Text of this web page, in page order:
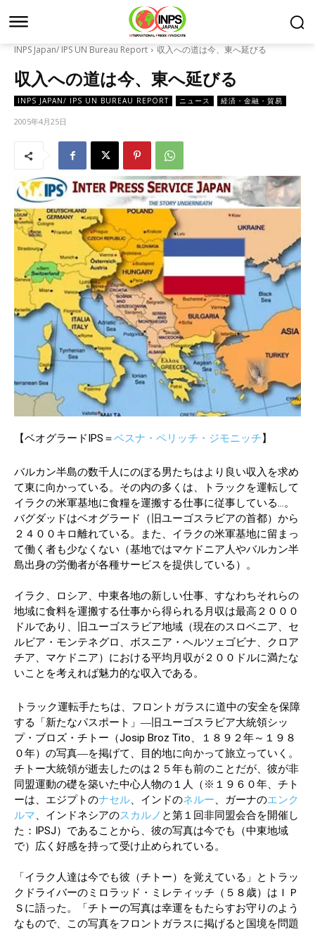
INPS Japan/ IPS UN Bureau Report 収入への道は今、東へ延びる
収入への道は今、東へ延びる
INPS JAPAN/ IPS UN BUREAU REPORT ニュース 経済・金融・貿易
2005年4月25日
【ベオグラードIPS＝ベスナ・ペリッチ・ジモニッチ】
バルカン半島の数千人にのぼる男たちはより良い収入を求め
て東に向かっている。その内の多くは、トラックを運転して
イラクの米軍基地に食糧を運搬する仕事に従事している…。
バグダッドはベオグラード（旧ユーゴスラビアの首都）から
２４００キロ離れている。また、イラクの米軍基地に留まっ
て働く者も少なくない（基地ではマケドニア人やバルカン半
島出身の労働者が各種サービスを提供している）。
イラク、ロシア、中東各地の新しい仕事、すなわちそれらの
地域に食料を運搬する仕事から得られる月収は最高２０００
ドルであり、旧ユーゴスラビア地域（現在のスロベニア、セ
ルビア・モンテネグロ、ボスニア・ヘルツェゴビナ、クロア
チア、マケドニア）における平均月収が２００ドルに満たな
いことを考えれば魅力的な収入である。
トラック運転手たちは、フロントガラスに道中の安全を保障
する「新たなパスポート」―旧ユーゴスラビア大統領シッ
プ・ブロズ・チトー（Josip Broz Tito、１８９２年～１９８
０年）の写真―を掲げて、目的地に向かって旅立っていく。
チトー大統領が逝去したのは２５年も前のことだが、彼が非
同盟運動の礎を築いた中心人物の１人（※１９６０年、チト
ーは、エジプトのナセル、インドのネルー、ガーナのエンク
ルマ、インドネシアのスカルノ と第１回非同盟会合を開催し
た：IPSJ）であることから、彼の写真は今でも（中東地域
で）広く好感を持って受け止められている。
「イラク人達は今でも彼（チトー）を覚えている」とトラッ
クドライバーのミロラッド・ミレティッチ（５８歳）はＩＰ
Ｓに語った。「チトーの写真は幸運をもたらすお守りのよう
なもので、この写真をフロントガラスに掲げると国境を問題